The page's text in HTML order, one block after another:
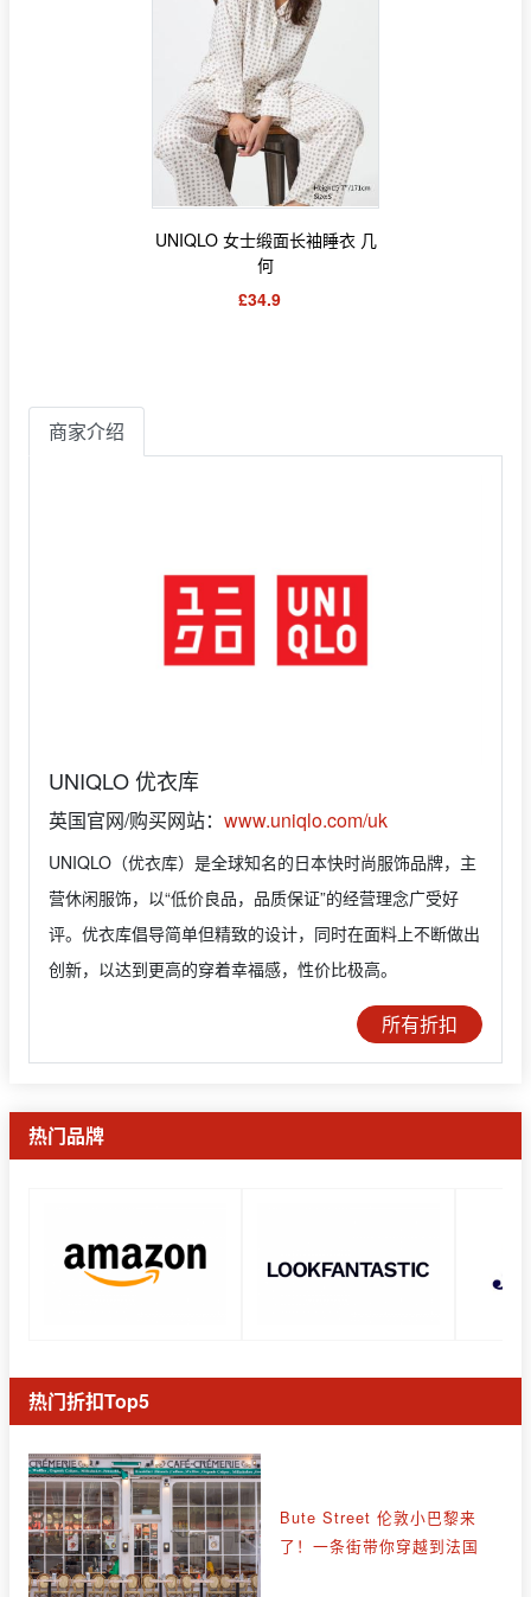
UNIQLO 女士缎面长袖睡衣 几
何
£34.9
商家介绍
UNIQLO 优衣库
英国官网/购买网站： www.uniqlo.com/uk
UNIQLO（优衣库）是全球知名的日本快时尚服饰品牌，主
营休闲服饰，以“低价良品，品质保证”的经营理念广受好
评。优衣库倡导简单但精致的设计，同时在面料上不断做出
创新，以达到更高的穿着幸福感，性价比极高。
所有折扣
热门品牌
热门折扣Top5
Bute Street 伦敦小巴黎来
了！一条街带你穿越到法国